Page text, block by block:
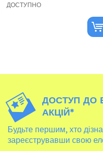
ДОСТУПНО
ДОСТУП ДО
АКЦІЙ*
Будьте першим, хто
зареєструвавши свою